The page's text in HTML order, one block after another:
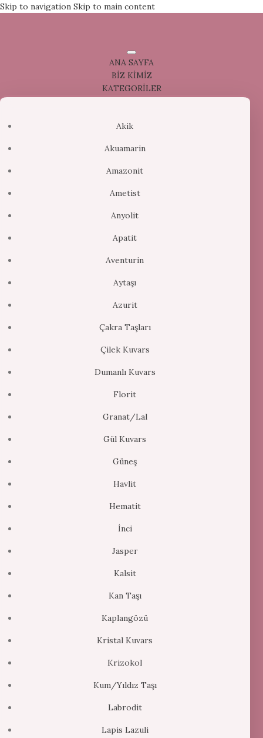
Skip to navigation Skip to main content
ANA SAYFA
BİZ KİMİZ
KATEGORİLER
Akik
Akuamarin
Amazonit
Ametist
Anyolit
Apatit
Aventurin
Aytaşı
Azurit
Çakra Taşları
Çilek Kuvars
Dumanlı Kuvars
Florit
Granat/Lal
Gül Kuvars
Güneş
Havlit
Hematit
İnci
Jasper
Kalsit
Kan Taşı
Kaplangözü
Kristal Kuvars
Krizokol
Kum/Yıldız Taşı
Labrodit
Lapis Lazuli